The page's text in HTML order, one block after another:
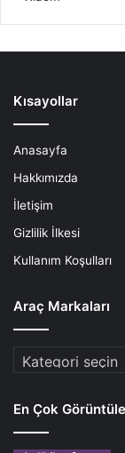
Kısayollar
Anasayfa
Hakkımızda
İletişim
Gizlilik İlkesi
Kullanım Koşulları
Araç Markaları
Araç
En Çok